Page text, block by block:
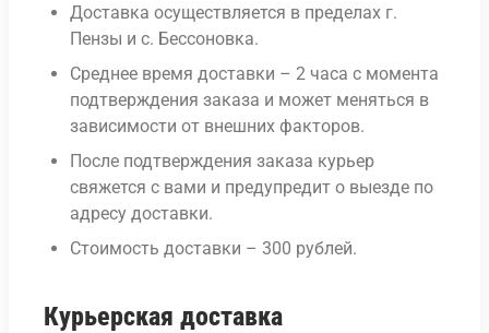
Доставка осуществляется в пределах г.
Пензы и с. Бессоновка.
Среднее время доставки – 2 часа с момента
подтверждения заказа и может меняться в
зависимости от внешних факторов.
После подтверждения заказа курьер
свяжется с вами и предупредит о выезде по
адресу доставки.
Стоимость доставки – 300 рублей.
Курьерская доставка